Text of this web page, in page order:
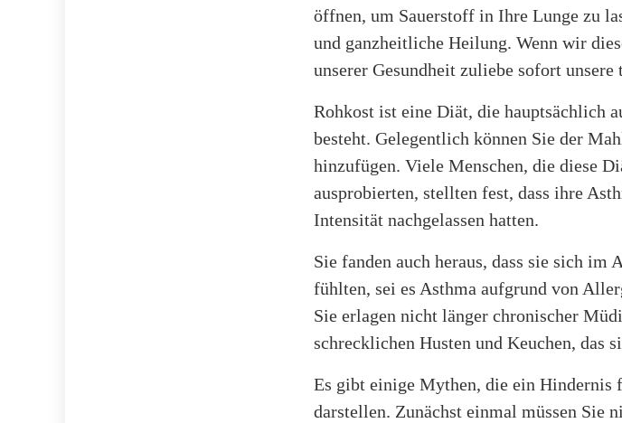
öffnen, um Sauerstoff in Ihre Lunge zu
und ganzheitliche Heilung. Wenn wir
unserer Gesundheit zuliebe sofort
Rohkost ist eine Diät, die hauptsächlich
besteht. Gelegentlich können Sie der
hinzufügen. Viele Menschen, die diese
ausprobierten, stellten fest, dass ihre
Intensität nachgelassen hatten.
Sie fanden auch heraus, dass sie sich im
fühlten, sei es Asthma aufgrund von
Sie erlagen nicht länger chronischer
schrecklichen Husten und Keuchen, das
Es gibt einige Mythen, die ein Hindernis
darstellen. Zunächst einmal müssen Sie